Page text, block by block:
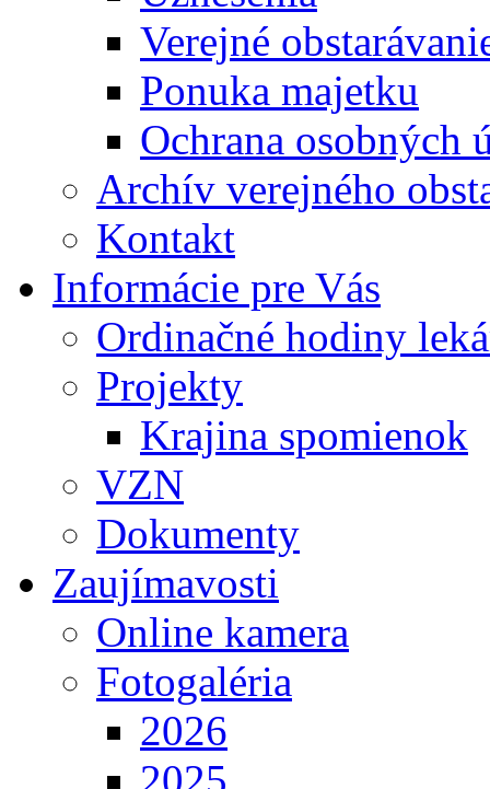
Verejné
Ponuka majetku
Ochrana osobných
Archív verejného
Kontakt
Informácie pre Vás
Ordinačné hodiny
Projekty
Krajina spomienok
VZN
Dokumenty
Zaujímavosti
Online kamera
Fotogaléria
2026